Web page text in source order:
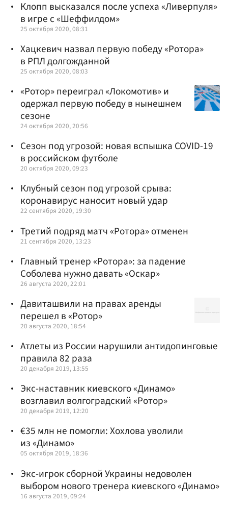
Клопп высказался после успеха «Ливерпуля»
в игре с «Шеффилдом»
25 октября 2020, 08:31
Хацкевич назвал первую победу «Ротора»
в РПЛ долгожданной
25 октября 2020, 08:03
«Ротор» переиграл «Локомотив» и
одержал первую победу в нынешнем
сезоне
24 октября 2020, 20:56
Сезон под угрозой: новая вспышка COVID-19
в российском футболе
20 октября 2020, 09:23
Клубный сезон под угрозой срыва:
коронавирус наносит новый удар
22 сентября 2020, 19:30
Третий подряд матч «Ротора» отменен
21 сентября 2020, 13:23
Главный тренер «Ротора»: за падение
Соболева нужно давать «Оскар»
26 августа 2020, 22:01
Давиташвили на правах аренды
перешел в «Ротор»
20 августа 2020, 18:54
Атлеты из России нарушили антидопинговые
правила 82 раза
20 декабря 2019, 13:55
Экс-наставник киевского «Динамо»
возглавил волгоградский «Ротор»
20 декабря 2019, 12:20
€35 млн не помогли: Хохлова уволили
из «Динамо»
05 октября 2019, 18:36
Экс-игрок сборной Украины недоволен
выбором нового тренера киевского «Динамо»
16 августа 2019, 09:24